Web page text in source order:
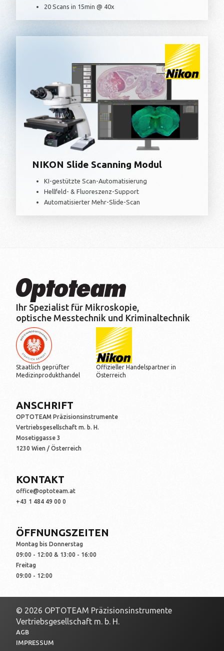
20 Scans in 15min @ 40x
NIKON Slide Scanning Modul
KI-gestützte Scan-Automatisierung
Hellfeld- & Fluoreszenz-Support
Automatisierter Mehr-Slide-Scan
Ihr Spezialist für Mikroskopie,
optische Messtechnik und Kriminaltechnik
Staatlich geprüfter
Medizinprodukthandel
Offizieller Handelspartner in
Österreich
ANSCHRIFT
OPTOTEAM Präzisionsinstrumente
Vertriebsgesellschaft m. b. H.
Mosetiggasse 3
1230 Wien / Österreich
KONTAKT
office@optoteam.at
+43 1 484 49 00 0
ÖFFNUNGSZEITEN
Montag bis Donnerstag
09:00 - 12:00 & 13:00 - 16:00
Freitag
09:00 - 12:00
© 2026 OPTOTEAM Präzisionsinstrumente
Vertriebsgesellschaft m. b. H.
AGB
IMPRESSUM